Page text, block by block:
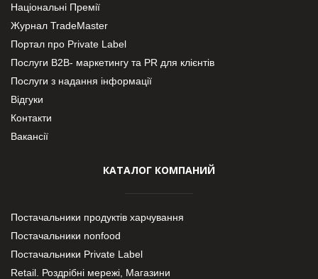
Національні Премії
Журнал TradeMaster
Портал про Private Label
Послуги В2В- маркетингу та PR для клієнтів
Послуги з надання інформації
Відгуки
Контакти
Вакансії
КАТАЛОГ КОМПАНИЙ
Постачальники продуктів харчування
Постачальники nonfood
Постачальники Private Label
Retail. Роздрібні мережі, Магазини